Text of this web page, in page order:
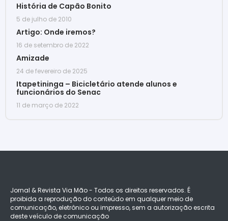
História de Capão Bonito
5 de julho de 2010
Artigo: Onde iremos?
16 de setembro de 2022
Amizade
24 de fevereiro de 2025
Itapetininga – Bicicletário atende alunos e
funcionários do Senac
11 de março de 2022
Jornal & Revista Via Mão - Todos os direitos reservados. É
proibida a reprodução do conteúdo em qualquer meio de
comunicação, eletrônico ou impresso, sem a autorização escrita
deste veículo de comunicação